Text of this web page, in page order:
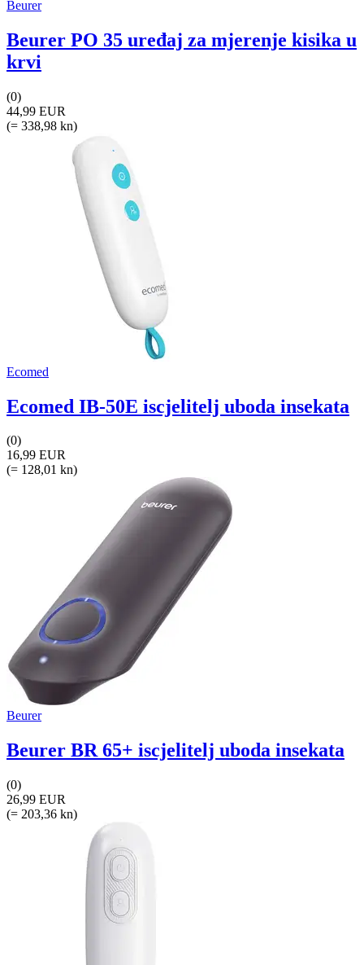
Beurer
Beurer PO 35 uređaj za mjerenje kisika u
krvi
(0)
44,99 EUR
(= 338,98 kn)
Ecomed
Ecomed IB-50E iscjelitelj uboda insekata
(0)
16,99 EUR
(= 128,01 kn)
Beurer
Beurer BR 65+ iscjelitelj uboda insekata
(0)
26,99 EUR
(= 203,36 kn)